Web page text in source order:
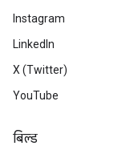
Instagram
LinkedIn
X (Twitter)
YouTube
बिल्ड